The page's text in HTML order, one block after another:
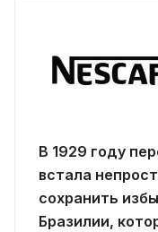
В 1929 году
встала
сохранить
Бразилии,